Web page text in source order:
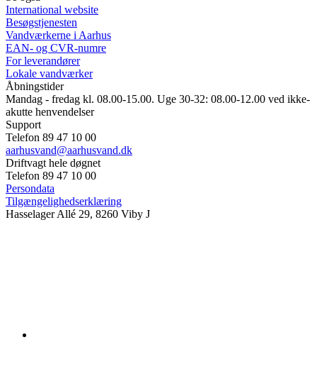
International website
Besøgstjenesten
Vandværkerne i Aarhus
EAN- og CVR-numre
For leverandører
Lokale vandværker
Åbningstider
Mandag - fredag kl. 08.00-15.00. Uge 30-32: 08.00-12.00 ved ikke-
akutte henvendelser
Support
Telefon 89 47 10 00
aarhusvand@aarhusvand.dk
Driftvagt hele døgnet
Telefon 89 47 10 00
Persondata
Tilgængelighedserklæring
Hasselager Allé 29, 8260 Viby J